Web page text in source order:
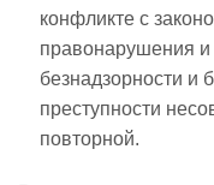
конфликте с
правонарушения и
безнадзорности и
преступности
повторной.